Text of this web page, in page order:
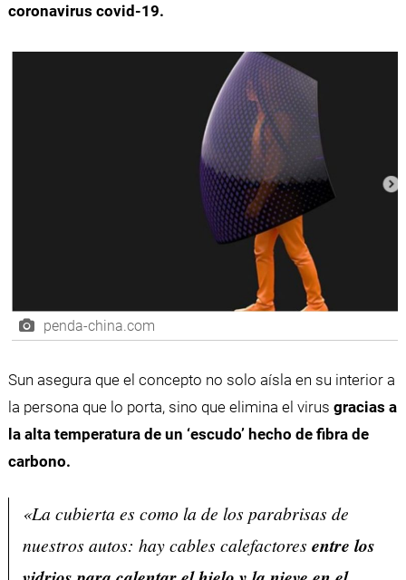
coronavirus covid-19.
penda-china.com
Sun asegura que el concepto no solo aísla en su interior a
la persona que lo porta, sino que elimina el virus gracias a
la alta temperatura de un ‘escudo’ hecho de fibra de
carbono.
«La cubierta es como la de los parabrisas de
nuestros autos: hay cables calefactores entre los